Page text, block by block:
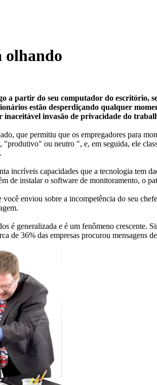
olhando
a partir do seu computador do escritório,
estão desperdiçando qualquer
inaceitável invasão de privacidade do
que permitiu que os empregadores para
ou neutro ", e, em seguida, ele
incríveis capacidades que a tecnologia tem
de instalar o software de monitoramento, o
enviou sobre a incompetência do seu
é generalizada e é um fenômeno crescente.
de 36% das empresas procurou mensagens